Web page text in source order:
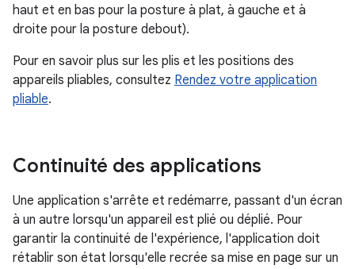
haut et en bas pour la posture à plat, à gauche et à
droite pour la posture debout).
Pour en savoir plus sur les plis et les positions des
appareils pliables, consultez Rendez votre application
pliable.
Continuité des applications
Une application s'arrête et redémarre, passant d'un écran
à un autre lorsqu'un appareil est plié ou déplié. Pour
garantir la continuité de l'expérience, l'application doit
rétablir son état lorsqu'elle recrée sa mise en page sur un